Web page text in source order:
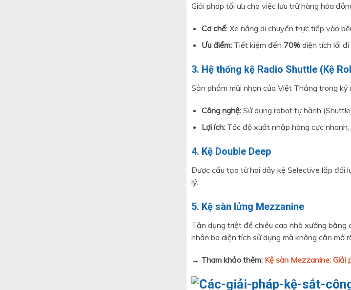
Giải pháp tối ưu cho việc lưu trữ hàng hóa
Cơ chế:Xe nâng di chuyển trực tiếp vào
Ưu điểm:Tiết kiệm đến 70%diện tích lối đi
3. Hệ thống kệ Radio Shuttle (Kệ
Sản phẩm mũi nhọn của Việt Thắng trong kỷ
Công nghệ:Sử dụng robot tự hành
Lợi ích:Tốc độ xuất nhập hàng cực nhanh,
4. Kệ Double Deep
Được cấu tạo từ hai dãy kệ Selective lắp đối
lý.
5. Kệ sàn lửng Mezzanine
Tận dụng triệt để chiều cao nhà xưởng
nhân ba diện tích sử dụng mà không cần mở
→ Tham khảo thêm: Kệ sàn Mezzanine: